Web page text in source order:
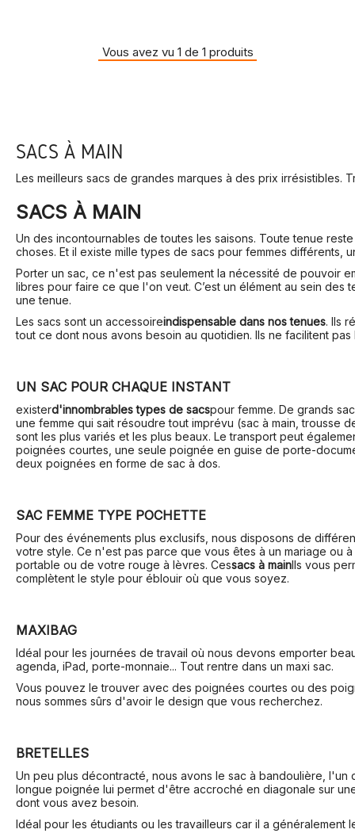
Vous avez vu 1 de 1 produits
SACS À MAIN
Les meilleurs sacs de grandes marques à des prix irrésistibles.
SACS À MAIN
Un des incontournables de toutes les saisons. Toute tenue
choses. Et il existe mille types de sacs pour femmes différents,
Porter un sac, ce n'est pas seulement la nécessité de pouvoir
libres pour faire ce que l'on veut. C’est un élément au sein des
une tenue.
Les sacs sont un accessoireindispensable dans nos tenues. Ils
tout ce dont nous avons besoin au quotidien. Ils ne facilitent
UN SAC POUR CHAQUE INSTANT
existerd'innombrables types de sacspour femme. De grands
une femme qui sait résoudre tout imprévu (sac à main, trousse
sont les plus variés et les plus beaux. Le transport peut
poignées courtes, une seule poignée en guise de porte-
deux poignées en forme de sac à dos.
SAC FEMME TYPE POCHETTE
Pour des événements plus exclusifs, nous disposons de
votre style. Ce n'est pas parce que vous êtes à un mariage
portable ou de votre rouge à lèvres. Cessacs à mainIls vous
complètent le style pour éblouir où que vous soyez.
MAXIBAG
Idéal pour les journées de travail où nous devons emporter
agenda, iPad, porte-monnaie... Tout rentre dans un maxi sac.
Vous pouvez le trouver avec des poignées courtes ou des
nous sommes sûrs d'avoir le design que vous recherchez.
BRETELLES
Un peu plus décontracté, nous avons le sac à bandoulière,
longue poignée lui permet d'être accroché en diagonale sur
dont vous avez besoin.
Idéal pour les étudiants ou les travailleurs car il a